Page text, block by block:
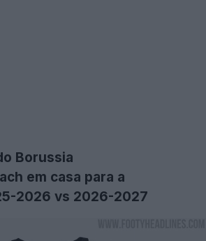
Borussia
em casa para a
2026 vs 2026-2027